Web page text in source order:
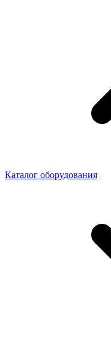
Каталог оборудования